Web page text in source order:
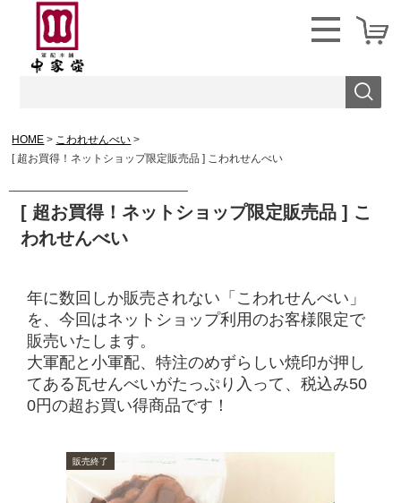
HOME
こわれせんべい
[ 超お買得！ネットショップ限定販売品 ] こわれせんべい
[ 超お買得！ネットショップ限定販売品 ] こ
われせんべい
年に数回しか販売されない「こわれせんべい」
を、今回はネットショップ利用のお客様限定で
販売いたします。
大軍配と小軍配、特注のめずらしい焼印が押し
てある瓦せんべいがたっぷり入って、税込み50
0円の超お買い得商品です！